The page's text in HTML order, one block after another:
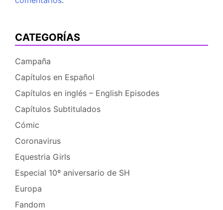
CATEGORÍAS
Campaña
Capítulos en Español
Capítulos en inglés – English Episodes
Capítulos Subtitulados
Cómic
Coronavirus
Equestria Girls
Especial 10º aniversario de SH
Europa
Fandom